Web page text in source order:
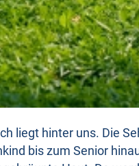
liegt hinter uns. Die
bis zum Senior